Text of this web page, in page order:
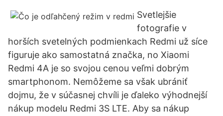
Svetlejšie
fotografie v
horších svetelných podmienkach Redmi už síce
figuruje ako samostatná značka, no Xiaomi
Redmi 4A je so svojou cenou veľmi dobrým
smartphonom. Nemôžeme sa však ubrániť
dojmu, že v súčasnej chvíli je ďaleko výhodnejší
nákup modelu Redmi 3S LTE. Aby sa nákup